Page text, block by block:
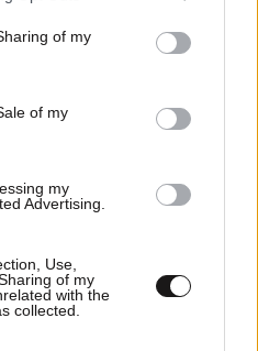
behaviour. You may click to
and its third-party tags to
purposes in below Google
of my
of my
my
Advertising.
Use,
of my
with the
collected.
09:41